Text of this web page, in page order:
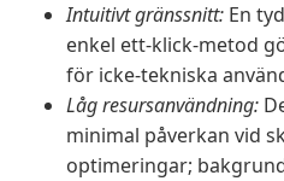
Intuitivt gränssnitt: En
enkel ett-klick-metod
för icke-tekniska
Låg resursanvändning:
minimal påverkan vid
optimeringar;